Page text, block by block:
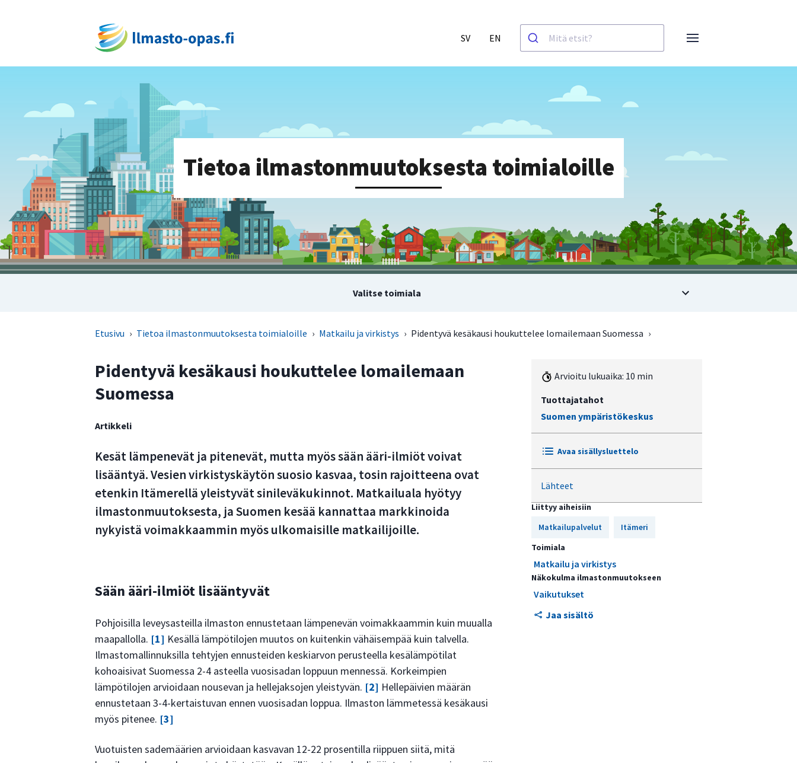
SV EN
Tietoa ilmastonmuutoksesta toimialoille
Valitse toimiala
Etusivu › Tietoa ilmastonmuutoksesta toimialoille › Matkailu ja virkistys › Pidentyvä kesäkausi houkuttelee lomailemaan Suomessa ›
Arvioitu lukuaika: 10 min
Tuottajatahot
Suomen ympäristökeskus
Avaa sisällysluettelo
Sään ääri-ilmiöt lisääntyvät
Lämpimät kesät houkuttelevat
uimaan
Matkailusesonki pitenee
Sinilevä haasteena Itämerellä
Lähteet
Liittyy aiheisiin
Matkailupalvelut
Itämeri
Toimiala
Matkailu ja virkistys
Näkokulma ilmastonmuutokseen
Vaikutukset
Jaa sisältö
Pidentyvä kesäkausi houkuttelee lomailemaan
Suomessa
Artikkeli
Kesät lämpenevät ja pitenevät, mutta myös sään ääri-ilmiöt voivat
lisääntyä. Vesien virkistyskäytön suosio kasvaa, tosin rajoitteena ovat
etenkin Itämerellä yleistyvät sinileväkukinnot. Matkailuala hyötyy
ilmastonmuutoksesta, ja Suomen kesää kannattaa markkinoida
nykyistä voimakkaammin myös ulkomaisille matkailijoille.
Sään ääri-ilmiöt lisääntyvät
Pohjoisilla leveysasteilla ilmaston ennustetaan lämpenevän voimakkaammin kuin muualla
maapallolla. [1] Kesällä lämpötilojen muutos on kuitenkin vähäisempää kuin talvella.
Ilmastomallinnuksilla tehtyjen ennusteiden keskiarvon perusteella kesälämpötilat
kohoaisivat Suomessa 2-4 asteella vuosisadan loppuun mennessä. Korkeimpien
lämpötilojen arvioidaan nousevan ja hellejaksojen yleistyvän. [2] Hellepäivien määrän
ennustetaan 3-4-kertaistuvan ennen vuosisadan loppua. Ilmaston lämmetessä kesäkausi
myös pitenee. [3]
Vuotuisten sademäärien arvioidaan kasvavan 12-22 prosentilla riippuen siitä, mitä